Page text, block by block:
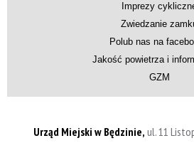
Imprezy
Zwiedzanie
Polub nas na
Jakość powietrza i
GZM
Urząd Miejski w Będzinie, ul. 11